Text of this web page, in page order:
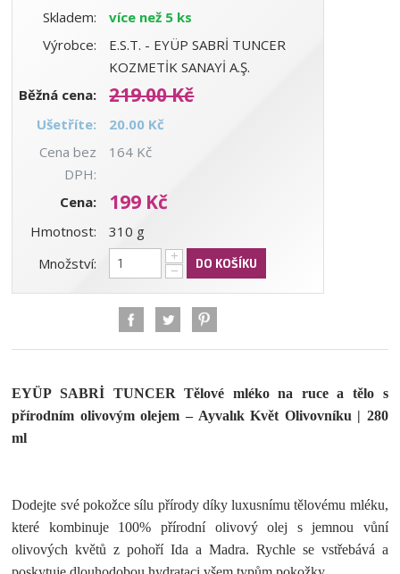
Skladem:
více než 5 ks
Výrobce:
E.S.T. - EYÜP SABRİ TUNCER
KOZMETİK SANAYİ A.Ş.
Běžná cena:
219.00 Kč
Ušetříte:
20.00 Kč
Cena bez
DPH:
164 Kč
Cena: 199 Kč
Hmotnost:
310 g
Množství:
+
−
DO KOŠÍKU
EYÜP SABRİ TUNCER Tělové mléko na ruce a tělo s
přírodním olivovým olejem – Ayvalık Květ Olivovníku | 280
ml
Dodejte své pokožce sílu přírody díky luxusnímu tělovému mléku,
které kombinuje 100% přírodní olivový olej s jemnou vůní
olivových květů z pohoří Ida a Madra. Rychle se vstřebává a